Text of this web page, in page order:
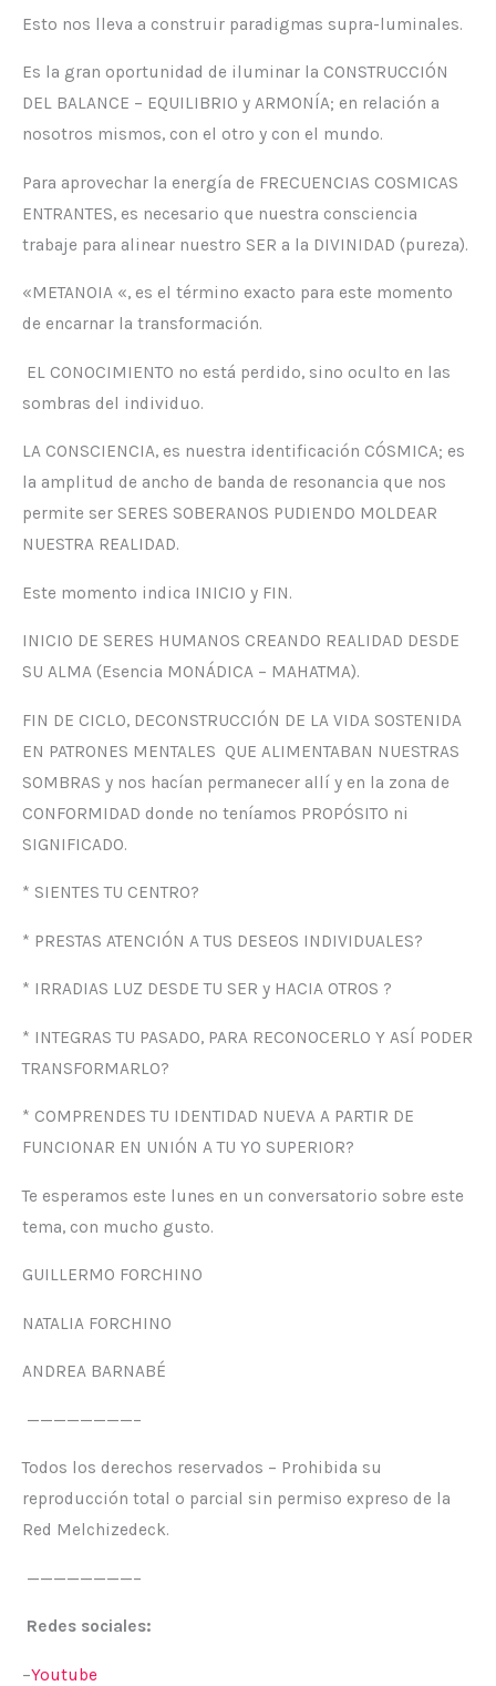
Esto nos lleva a construir paradigmas supra-luminales.
Es la gran oportunidad de iluminar la CONSTRUCCIÓN
DEL BALANCE – EQUILIBRIO y ARMONÍA; en relación a
nosotros mismos, con el otro y con el mundo.
Para aprovechar la energía de FRECUENCIAS COSMICAS
ENTRANTES, es necesario que nuestra consciencia
trabaje para alinear nuestro SER a la DIVINIDAD (pureza).
«METANOIA «, es el término exacto para este momento
de encarnar la transformación.
EL CONOCIMIENTO no está perdido, sino oculto en las
sombras del individuo.
LA CONSCIENCIA, es nuestra identificación CÓSMICA; es
la amplitud de ancho de banda de resonancia que nos
permite ser SERES SOBERANOS PUDIENDO MOLDEAR
NUESTRA REALIDAD.
Este momento indica INICIO y FIN.
INICIO DE SERES HUMANOS CREANDO REALIDAD DESDE
SU ALMA (Esencia MONÁDICA – MAHATMA).
FIN DE CICLO, DECONSTRUCCIÓN DE LA VIDA SOSTENIDA
EN PATRONES MENTALES QUE ALIMENTABAN NUESTRAS
SOMBRAS y nos hacían permanecer allí y en la zona de
CONFORMIDAD donde no teníamos PROPÓSITO ni
SIGNIFICADO.
* SIENTES TU CENTRO?
* PRESTAS ATENCIÓN A TUS DESEOS INDIVIDUALES?
* IRRADIAS LUZ DESDE TU SER y HACIA OTROS ?
* INTEGRAS TU PASADO, PARA RECONOCERLO Y ASÍ PODER
TRANSFORMARLO?
* COMPRENDES TU IDENTIDAD NUEVA A PARTIR DE
FUNCIONAR EN UNIÓN A TU YO SUPERIOR?
Te esperamos este lunes en un conversatorio sobre este
tema, con mucho gusto.
GUILLERMO FORCHINO
NATALIA FORCHINO
ANDREA BARNABÉ
————————–
Todos los derechos reservados – Prohibida su
reproducción total o parcial sin permiso expreso de la
Red Melchizedeck.
————————–
Redes sociales:
–⁠⁠⁠Youtube⁠⁠⁠